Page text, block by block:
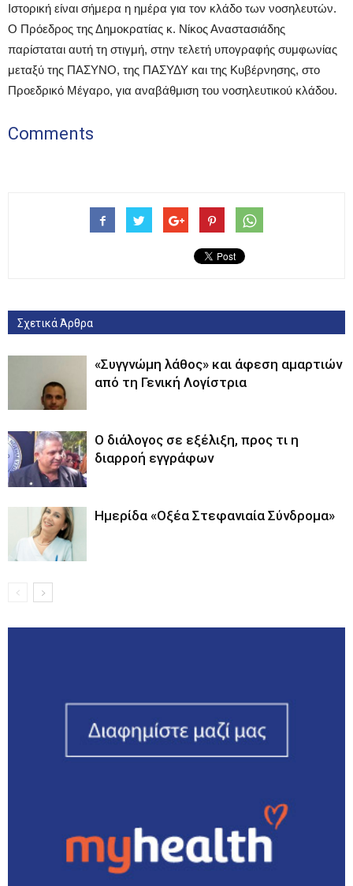
Ιστορική είναι σήμερα η ημέρα για τον κλάδο των νοσηλευτών.
Ο Πρόεδρος της Δημοκρατίας κ. Νίκος Αναστασιάδης
παρίσταται αυτή τη στιγμή, στην τελετή υπογραφής συμφωνίας
μεταξύ της ΠΑΣΥΝΟ, της ΠΑΣΥΔΥ και της Κυβέρνησης, στο
Προεδρικό Μέγαρο, για αναβάθμιση του νοσηλευτικού κλάδου.
Comments
Σχετικά Άρθρα
«Συγγνώμη λάθος» και άφεση αμαρτιών
από τη Γενική Λογίστρια
Ο διάλογος σε εξέλιξη, προς τι η
διαρροή εγγράφων
Ημερίδα «Οξέα Στεφανιαία Σύνδρομα»